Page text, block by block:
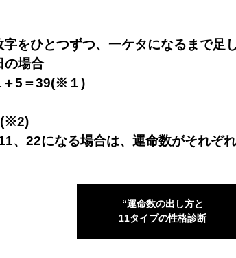
をひとつずつ、一ケタになるまで足
の場合
＋5＝39(※１)
22になる場合は、運命数がそれぞれ
“運命数の出し方と
11タイプの性格診断